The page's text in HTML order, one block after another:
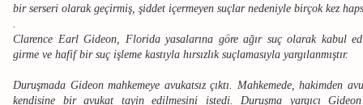
bir serseri olarak geçirmiş, şiddet içermeyen suçlar nedeniyle birçok kez
.
Clarence Earl Gideon, Florida yasalarına göre ağır suç olarak kabul
girme ve hafif bir suç işleme kastıyla hırsızlık suçlamasıyla yargılanmıştır.
Duruşmada Gideon mahkemeye avukatsız çıktı. Mahkemede, hakimden
kendisine bir avukat tayin edilmesini istedi. Duruşma yargıcı